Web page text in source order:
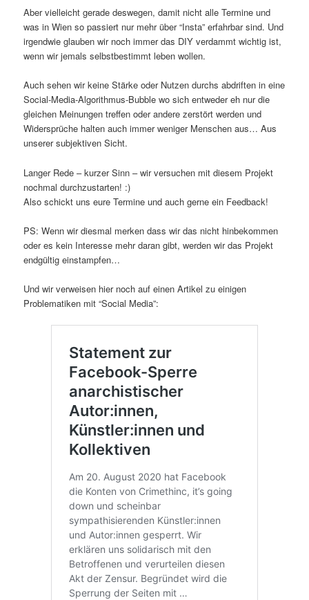
Aber vielleicht gerade deswegen, damit nicht alle Termine und
was in Wien so passiert nur mehr über “Insta” erfahrbar sind. Und
irgendwie glauben wir noch immer das DIY verdammt wichtig ist,
wenn wir jemals selbstbestimmt leben wollen.
Auch sehen wir keine Stärke oder Nutzen durchs abdriften in eine
Social-Media-Algorithmus-Bubble wo sich entweder eh nur die
gleichen Meinungen treffen oder andere zerstört werden und
Widersprüche halten auch immer weniger Menschen aus… Aus
unserer subjektiven Sicht.
Langer Rede – kurzer Sinn – wir versuchen mit diesem Projekt
nochmal durchzustarten! :)
Also schickt uns eure Termine und auch gerne ein Feedback!
PS: Wenn wir diesmal merken dass wir das nicht hinbekommen
oder es kein Interesse mehr daran gibt, werden wir das Projekt
endgültig einstampfen…
Und wir verweisen hier noch auf einen Artikel zu einigen
Problematiken mit “Social Media”: